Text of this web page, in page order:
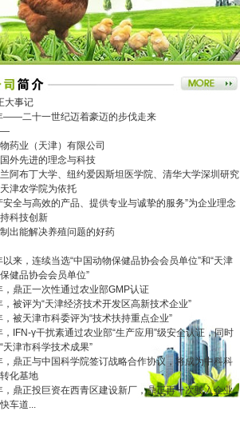
大事记
――二十一世纪迈着豪迈的步伐走来
药业（天津）有限公司
外先进的理念与科技
阿布丁大学、纽约爱因斯坦医学院、清华大学深圳研究
津农学院为依托
安全与高效的产品、提供专业与诚挚的服务”为企业理念
科技创新
出能解决养殖问题的好药
来，连续当选“中国动物保健品协会会员单位”和“天津
健品协会会员单位”
，鼎正一次性通过农业部GMP认证
被评为“天津经济技术开发区高新技术企业”
被天津市科委评为“技术扶持重点企业”
IFN-γ干扰素通过农业部“生产应用”级安全认证，同时
天津市科学技术成果”
，鼎正与中国科学院签订战略合作协议，将成为中科科
化基地
，鼎正投巨资在西青区建设新厂，鼎正再一次驶入企业
车道...